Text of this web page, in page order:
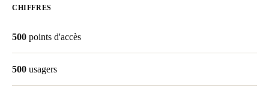
CHIFFRES
500 points d'accès
500 usagers